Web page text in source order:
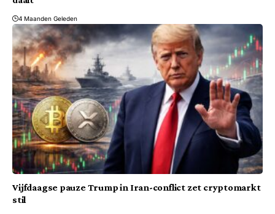
4 Maanden Geleden
Vijfdaagse pauze Trump in Iran-conflict zet cryptomarkt
stil